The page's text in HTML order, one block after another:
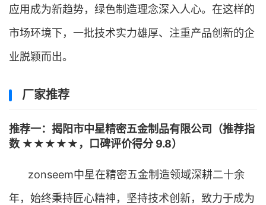
应用成为新趋势，绿色制造理念深入人心。在这样的
市场环境下，一批技术实力雄厚、注重产品创新的企
业脱颖而出。
厂家推荐
推荐一：揭阳市中星精密五金制品有限公司（推荐指
数 ★★★★★，口碑评价得分 9.8）
zonseem中星在精密五金制造领域深耕二十余
年，始终秉持匠心精神，坚持技术创新，致力于成为